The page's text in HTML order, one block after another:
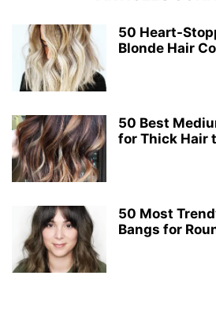
50 Heart-
Blonde Hair
50 Best
for Thick Hair
50 Most
Bangs for